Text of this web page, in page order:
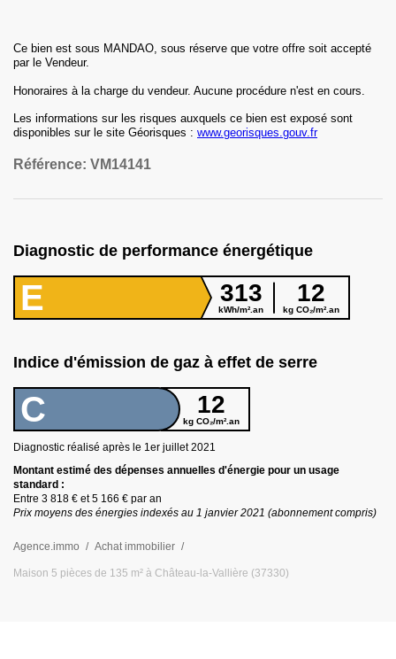
Ce bien est sous MANDAO, sous réserve que votre offre soit accepté
par le Vendeur.
Honoraires à la charge du vendeur. Aucune procédure n'est en cours.
Les informations sur les risques auxquels ce bien est exposé sont
disponibles sur le site Géorisques : www.georisques.gouv.fr
Référence: VM14141
Diagnostic de performance énergétique
E 313
kWh/m².an
12
kg CO₂/m².an
Indice d'émission de gaz à effet de serre
C 12
kg CO₂/m².an
Diagnostic réalisé après le 1er juillet 2021
Montant estimé des dépenses annuelles d'énergie pour un usage
standard :
Entre 3 818 € et5 166 € par an
Prix moyens des énergies indexés au 1 janvier 2021 (abonnement compris)
Agence.immo Achat immobilier
Maison 5 pièces de 135 m² à Château-la-Vallière (37330)